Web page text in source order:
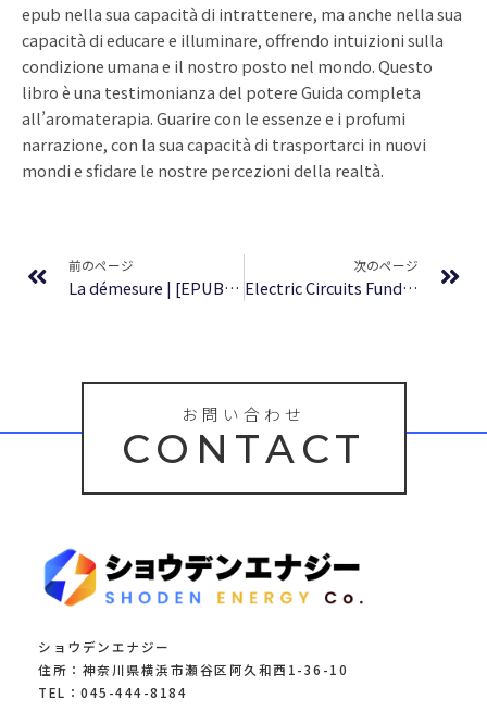
epub nella sua capacità di intrattenere, ma anche nella sua
capacità di educare e illuminare, offrendo intuizioni sulla
condizione umana e il nostro posto nel mondo. Questo
libro è una testimonianza del potere Guida completa
all’aromaterapia. Guarire con le essenze e i profumi
narrazione, con la sua capacità di trasportarci in nuovi
mondi e sfidare le nostre percezioni della realtà.
前のページ
La démesure | [EPUB, PDF]
次のページ
Electric Circuits Fundamentals – Read Online Free
お問い合わせ
CONTACT
ショウデンエナジー
住所：神奈川県横浜市瀬谷区阿久和西1-36-10
TEL：045-444-8184